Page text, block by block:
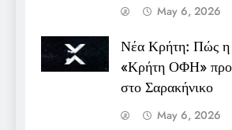
May 6, 2026
Νέα Κρήτη: Πώς
«Κρήτη ΟΦΗ»
στο Σαρακήνικο
May 6, 2026